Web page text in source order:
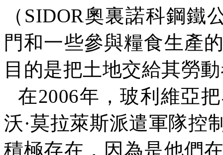
（ SIDOR奧裏諾科鋼鐵
門和一些參與糧食生產
目的是把土地交給其勞
在2006年，玻利維亞
沃·莫拉萊斯派遣軍隊控
積極存在，因為是他們